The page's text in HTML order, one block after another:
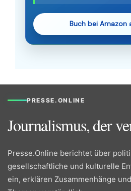
Buch bei Amazon
PRESSE.ONLINE
Journalismus, der
Presse.Online berichtet über
gesellschaftliche und kulturelle
ein, erklären Zusammenhänge